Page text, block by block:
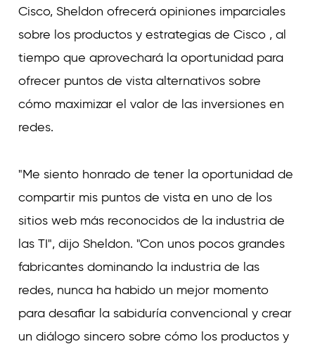
Cisco, Sheldon ofrecerá opiniones imparciales
sobre los productos y estrategias de Cisco , al
tiempo que aprovechará la oportunidad para
ofrecer puntos de vista alternativos sobre
cómo maximizar el valor de las inversiones en
redes.
"Me siento honrado de tener la oportunidad de
compartir mis puntos de vista en uno de los
sitios web más reconocidos de la industria de
las TI", dijo Sheldon. "Con unos pocos grandes
fabricantes dominando la industria de las
redes, nunca ha habido un mejor momento
para desafiar la sabiduría convencional y crear
un diálogo sincero sobre cómo los productos y